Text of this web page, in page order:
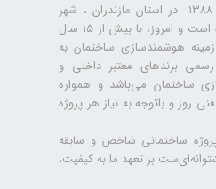
از سال ۱۳۸۸ در استان مازندران ، شهر
ساری فعالیت خود را آغاز کرده است و امروز، با بیش از ۱۵ سال
هوشمندسازی ساختمان به
برندهای معتبر داخلی و
ساختمان می‌باشد و همواره
روز و باتوجه به نیاز هر پروژه
ساختمانی شاخص و سابقه
بر تعهد ما به کیفیت،